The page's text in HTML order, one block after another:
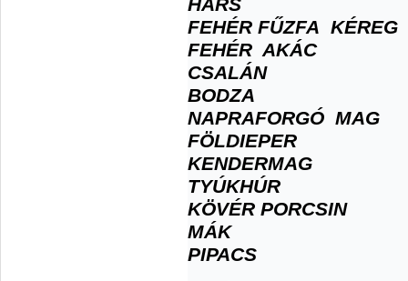
HÁRS
FEHÉR FŰZFA KÉREG
FEHÉR AKÁC
CSALÁN
BODZA
NAPRAFORGÓ MAG
FÖLDIEPER
KENDERMAG
TYÚKHÚR
KÖVÉR PORCSIN
MÁK
PIPACS